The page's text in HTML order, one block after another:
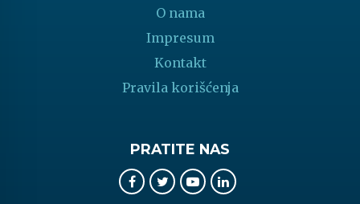
O nama
Impresum
Kontakt
Pravila korišćenja
PRATITE NAS